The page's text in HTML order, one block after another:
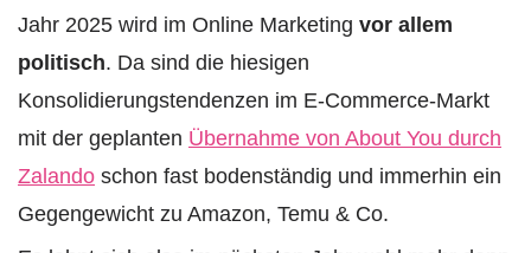
Jahr 2025 wird im Online Marketing vor allem
politisch. Da sind die hiesigen
Konsolidierungstendenzen im E-Commerce-Markt
mit der geplanten Übernahme von About You durch
Zalando schon fast bodenständig und immerhin ein
Gegengewicht zu Amazon, Temu & Co.